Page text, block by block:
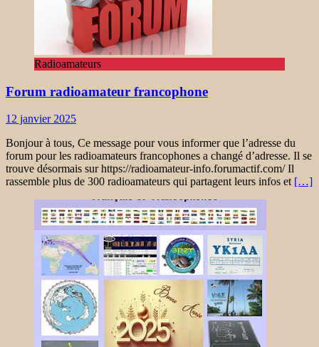
Radioamateurs
Forum radioamateur francophone
12 janvier 2025
Bonjour à tous, Ce message pour vous informer que l’adresse du
forum pour les radioamateurs francophones a changé d’adresse. Il se
trouve désormais sur https://radioamateur-info.forumactif.com/ Il
rassemble plus de 300 radioamateurs qui partagent leurs infos et […]